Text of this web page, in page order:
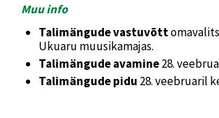
Muu info
Talimängude vastuvõtt
Ukuaru muusikamajas.
Talimängude avamine28.
Talimängude pidu 28. veebruaril